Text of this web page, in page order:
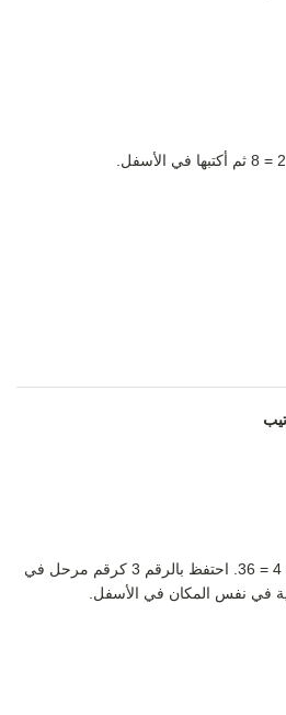
2 = 8 ثم أكتبها في الأسفل.
ابدأ بالضرب في الأعشار. 9 × 4 = 36. احتفظ بالرقم 3 كرقم مرحل في
في نفس المكان في الأسفل.